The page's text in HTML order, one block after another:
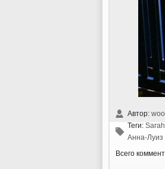
Автор:
Теги:
Анна-
Всего